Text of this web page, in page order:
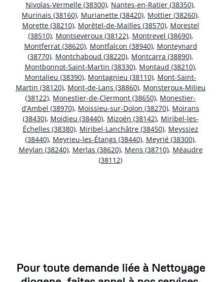
Nivolas-Vermelle (38300), Nantes-en-Ratier (38350),
Murinais (38160), Murianette (38420), Mottier (38260),
Morette (38210), Morêtel-de-Mailles (38570), Morestel
(38510), Montseveroux (38122), Montrevel (38690),
Montferrat (38620), Montfalcon (38940), Monteynard
(38770), Montchaboud (38220), Montcarra (38890),
Montbonnot-Saint-Martin (38330), Montaud (38210),
Montalieu (38390), Montagnieu (38110), Mont-Saint-
Martin (38120), Mont-de-Lans (38860), Monsteroux-Milieu
(38122), Monestier-de-Clermont (38650), Monestier-
d’Ambel (38970), Moissieu-sur-Dolon (38270), Moirans
(38430), Moidieu (38440), Mizoën (38142), Miribel-les-
Échelles (38380), Miribel-Lanchâtre (38450), Meyssiez
(38440), Meyrieu-les-Étangs (38440), Meyrié (38300),
Meylan (38240), Merlas (38620), Mens (38710), Méaudre
(38112)
Pour toute demande liée à Nettoyage